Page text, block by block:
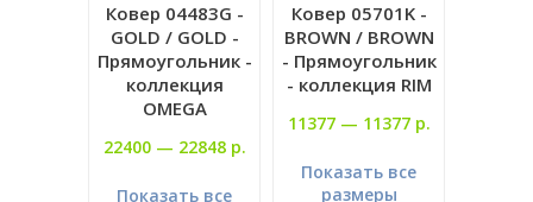
Ковер 04483G -
GOLD / GOLD -
Прямоугольник -
коллекция
OMEGA
22400 — 22848 р.
Показать все
Ковер 05701K -
BROWN / BROWN
- Прямоугольник
- коллекция RIM
11377 — 11377 р.
Показать все
размеры